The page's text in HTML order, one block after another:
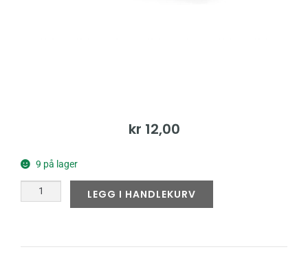
kr 12,00
9 på lager
LEGG I HANDLEKURV